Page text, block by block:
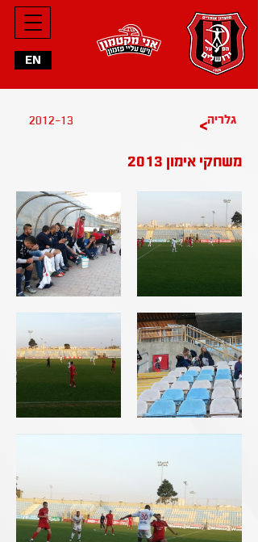
EN
2012-13 >גלריה
משחקי אימון 2013